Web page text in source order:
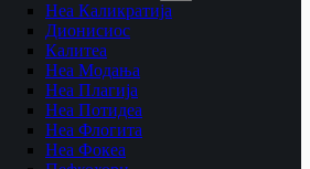
Неа Каликратија
Дионисиос
Калитеа
Неа Модања
Неа Плагија
Неа Потидеа
Неа Флогита
Неа Фокеа